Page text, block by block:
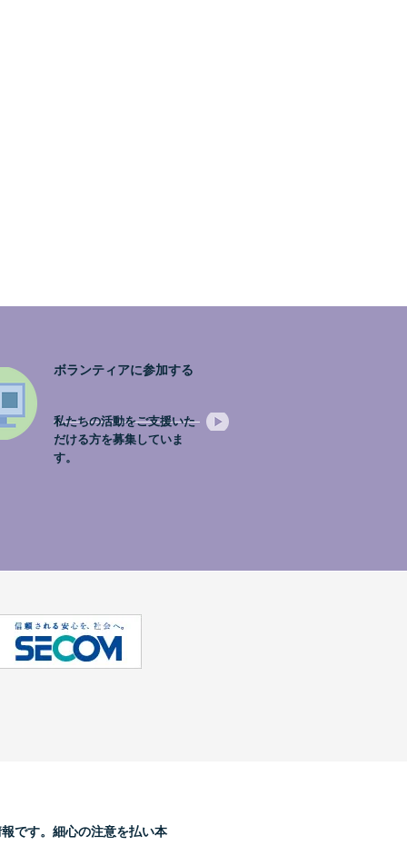
ボランティアに参加する
私たちの活動をご支援いた
だける方を募集していま
す。
です。細心の注意を払い本